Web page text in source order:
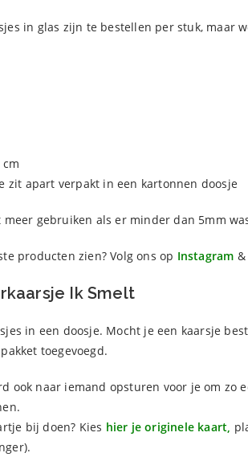
in glas zijn te bestellen per stuk, maar
cm
zit apart verpakt in een kartonnen doosje
meer gebruiken als er minder dan 5mm
producten zien? Volg ons op Instagram &
Ik Smelt
in een doosje. Mocht je een kaarsje
toegevoegd.
ook naar iemand opsturen voor je om zo
bij doen? Kies hier je originele kaart,